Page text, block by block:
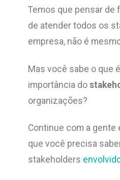
Temos que pensar de
de atender todos os
empresa, não é
Mas você sabe o que
importância do
organizações?
Continue com a gente
que você precisa
stakeholders